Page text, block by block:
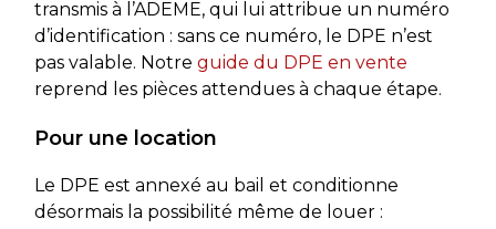
transmis à l’ADEME, qui lui attribue un numéro
d’identification : sans ce numéro, le DPE n’est
pas valable. Notre guide du DPE en vente
reprend les pièces attendues à chaque étape.
Pour une location
Le DPE est annexé au bail et conditionne
désormais la possibilité même de louer :